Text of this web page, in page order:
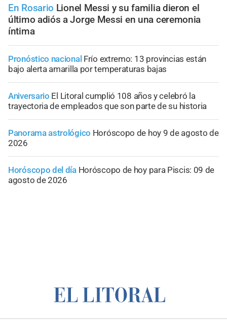
En Rosario Lionel Messi y su familia dieron el
último adiós a Jorge Messi en una ceremonia
íntima
Pronóstico nacional Frío extremo: 13 provincias están
bajo alerta amarilla por temperaturas bajas
Aniversario El Litoral cumplió 108 años y celebró la
trayectoria de empleados que son parte de su historia
Panorama astrológico Horóscopo de hoy 9 de agosto de
2026
Horóscopo del día Horóscopo de hoy para Piscis: 09 de
agosto de 2026